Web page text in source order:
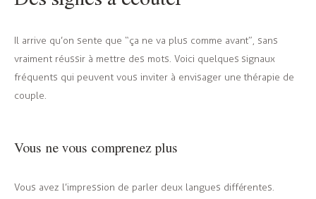
Il arrive qu’on sente que “ça ne va plus comme avant”, sans
vraiment réussir à mettre des mots. Voici quelques signaux
fréquents qui peuvent vous inviter à envisager une thérapie de
couple.
Vous ne vous comprenez plus
Vous avez l’impression de parler deux langues différentes.